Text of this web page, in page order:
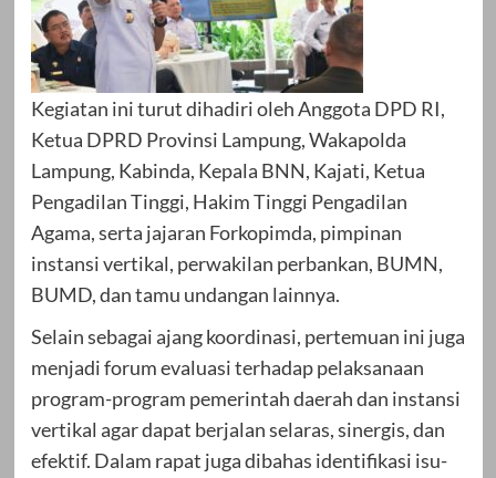
Kegiatan ini turut dihadiri oleh Anggota DPD RI,
Ketua DPRD Provinsi Lampung, Wakapolda
Lampung, Kabinda, Kepala BNN, Kajati, Ketua
Pengadilan Tinggi, Hakim Tinggi Pengadilan
Agama, serta jajaran Forkopimda, pimpinan
instansi vertikal, perwakilan perbankan, BUMN,
BUMD, dan tamu undangan lainnya.
Selain sebagai ajang koordinasi, pertemuan ini juga
menjadi forum evaluasi terhadap pelaksanaan
program-program pemerintah daerah dan instansi
vertikal agar dapat berjalan selaras, sinergis, dan
efektif. Dalam rapat juga dibahas identifikasi isu-